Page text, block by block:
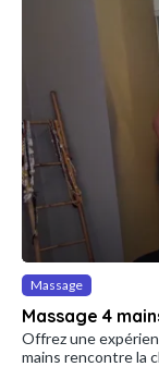
Massage
Massage 4
Offrez une
mains rencontre la